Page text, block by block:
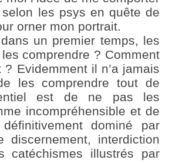
les psys en quête de
orner mon portrait.
un premier temps, les
comprendre ? Comment
Evidemment il n’a jamais
les comprendre tout de
est de ne pas les
incompréhensible et de
dominé par
discernement, interdiction
catéchismes illustrés par